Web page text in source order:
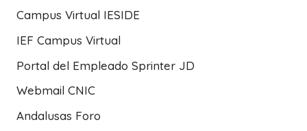
Campus Virtual IESIDE
IEF Campus Virtual
Portal del Empleado Sprinter JD
Webmail CNIC
Andalusas Foro